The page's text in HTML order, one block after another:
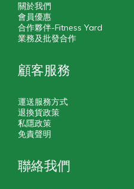
關於我們
會員優惠
合作夥伴-Fitness Yard
業務及批發合作
顧客服務
運送服務方式
退換貨政策
私隱政策
免責聲明
聯絡我們